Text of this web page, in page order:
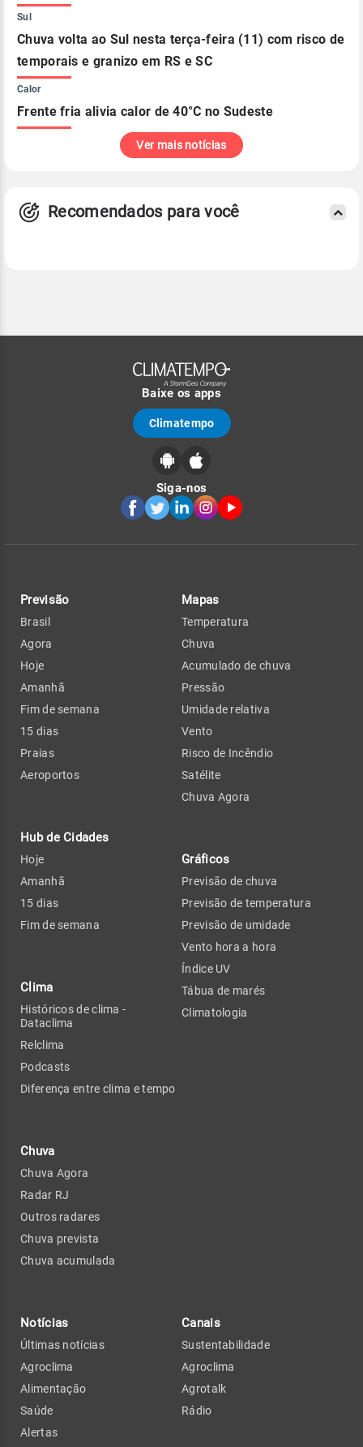
Sul
Chuva volta ao Sul nesta terça-feira (11) com risco de
temporais e granizo em RS e SC
Calor
Frente fria alivia calor de 40°C no Sudeste
Ver mais notícias
Recomendados para você
Baixe os apps
Climatempo
Siga-nos
Previsão
Brasil
Agora
Hoje
Amanhã
Fim de semana
15 dias
Praias
Aeroportos
Hub de Cidades
Hoje
Amanhã
15 dias
Fim de semana
Clima
Históricos de clima -
Dataclima
Relclima
Podcasts
Diferença entre clima e tempo
Chuva
Chuva Agora
Radar RJ
Outros radares
Chuva prevista
Chuva acumulada
Mapas
Temperatura
Chuva
Acumulado de chuva
Pressão
Umidade relativa
Vento
Risco de Incêndio
Satélite
Chuva Agora
Gráficos
Previsão de chuva
Previsão de temperatura
Previsão de umidade
Vento hora a hora
Índice UV
Tábua de marés
Climatologia
Notícias
Últimas notícias
Agroclima
Alimentação
Saúde
Alertas
Canais
Sustentabilidade
Agroclima
Agrotalk
Rádio